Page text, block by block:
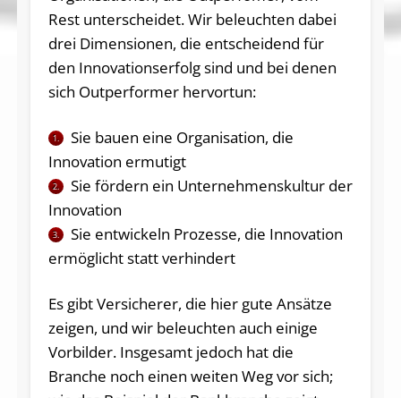
Rest unterscheidet. Wir beleuchten dabei
drei Dimensionen, die entscheidend für
den Innovationserfolg sind und bei denen
sich Outperformer hervortun:
1.
Sie bauen eine Organisation, die
Innovation ermutigt
2.
Sie fördern ein Unternehmenskultur der
Innovation
3.
Sie entwickeln Prozesse, die Innovation
ermöglicht statt verhindert
Es gibt Versicherer, die hier gute Ansätze
zeigen, und wir beleuchten auch einige
Vorbilder. Insgesamt jedoch hat die
Branche noch einen weiten Weg vor sich;